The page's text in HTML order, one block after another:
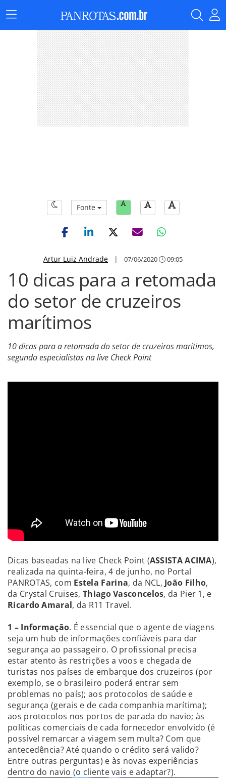
Menu
Principal
Fonte
Artur Luiz Andrade | 07/06/2020 09:05
10 dicas para a retomada
do setor de cruzeiros
marítimos
10 dicas para a retomada do setor de cruzeiros marítimos,
segundo especialistas na live Check Point
Dicas baseadas na live Check Point (ASSISTA ACIMA),
realizada na quinta-feira, 4 de junho, no Portal
PANROTAS, com Estela Farina, da NCL, João Filho,
da Crystal Cruises,Thiago Vasconcelos, da Pier 1, e
Ricardo Amaral, da R11 Travel.
1 – Informação. É essencial que o agente de viagens
seja um hub de informações confiáveis para dar
segurança ao passageiro. O profissional precisa
estar atento às restrições a voos e chegada de
turistas nos países de embarque dos cruzeiros (por
exemplo, se o brasileiro poderá entrar sem
problemas no país); aos protocolos de saúde e
segurança (gerais e de cada companhia marítima);
aos protocolos nos portos de parada do navio; às
políticas comerciais de cada fornecedor envolvido (é
possível remarcar a viagem sem multa? Com que
antecedência? Até quando o crédito será valido?
Entre outras perguntas) e às novas experiências
dentro do navio (o cliente vais e adaptar?).